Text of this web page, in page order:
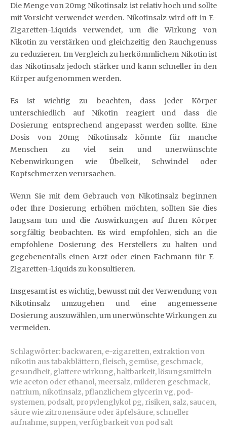
Die Menge von 20mg Nikotinsalz ist relativ hoch und sollte
mit Vorsicht verwendet werden. Nikotinsalz wird oft in E-
Zigaretten-Liquids verwendet, um die Wirkung von
Nikotin zu verstärken und gleichzeitig den Rauchgenuss
zu reduzieren. Im Vergleich zu herkömmlichem Nikotin ist
das Nikotinsalz jedoch stärker und kann schneller in den
Körper aufgenommen werden.
Es ist wichtig zu beachten, dass jeder Körper
unterschiedlich auf Nikotin reagiert und dass die
Dosierung entsprechend angepasst werden sollte. Eine
Dosis von 20mg Nikotinsalz könnte für manche
Menschen zu viel sein und unerwünschte
Nebenwirkungen wie Übelkeit, Schwindel oder
Kopfschmerzen verursachen.
Wenn Sie mit dem Gebrauch von Nikotinsalz beginnen
oder Ihre Dosierung erhöhen möchten, sollten Sie dies
langsam tun und die Auswirkungen auf Ihren Körper
sorgfältig beobachten. Es wird empfohlen, sich an die
empfohlene Dosierung des Herstellers zu halten und
gegebenenfalls einen Arzt oder einen Fachmann für E-
Zigaretten-Liquids zu konsultieren.
Insgesamt ist es wichtig, bewusst mit der Verwendung von
Nikotinsalz umzugehen und eine angemessene
Dosierung auszuwählen, um unerwünschte Wirkungen zu
vermeiden.
Schlagwörter:backwaren, e-zigaretten, extraktion von
nikotin aus tabakblättern,fleisch, gemüse, geschmack,
gesundheit, glattere wirkung,haltbarkeit,lösungsmitteln
wie aceton oder ethanol, meersalz, milderen geschmack,
natrium, nikotinsalz, pflanzlichem glycerin vg, pod-
systemen, podsalt, propylenglykol pg, risiken, salz, saucen,
säure wie zitronensäure oder äpfelsäure, schneller
aufnahme, suppen,verfügbarkeit von pod salt